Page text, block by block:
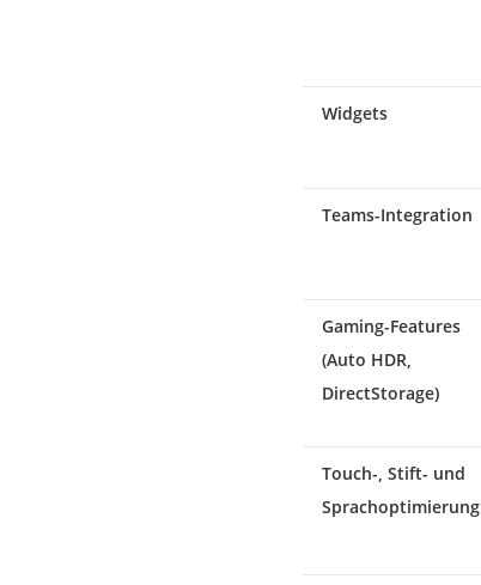
Widgets
Teams-Integration
Gaming-Features
(Auto HDR,
DirectStorage)
Touch-, Stift- und
Sprachoptimierung